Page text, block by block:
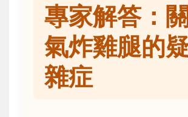
專家解答：
氣炸雞腿的
雜症